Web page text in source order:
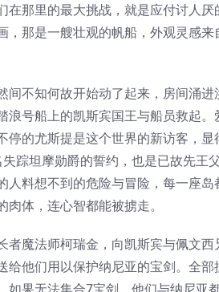
在那里的最大挑战，就是应付讨人
，那是一艘壮观的帆船，外观灵感
间不知何故开始动了起来，房间涌
浪号船上的凯斯宾国王与船员救起
停的尤斯提是这个世界的新访客，
踪坦摩勋爵的誓约，也是已故先王
人料想不到的危险与冒险，每一座
肉体，连心智都能被掳走。
者魔法师柯瑞金，向凯斯宾与佩文
给他们用以保护纳尼亚的宝剑。全